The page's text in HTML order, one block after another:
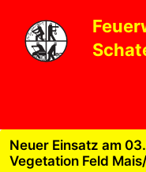
Inhalt
springen
Neuer Einsatz am
Vegetation Feld